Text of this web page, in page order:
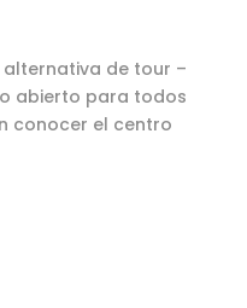
de tour –
abierto para todos
conocer el centro